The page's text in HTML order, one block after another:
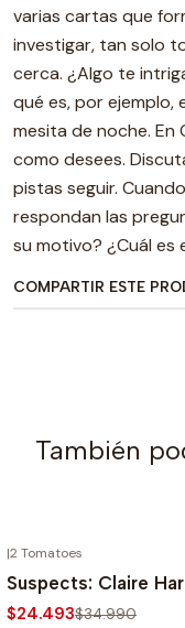
varias cartas que
investigar, tan solo
cerca. ¿Algo te
qué es, por ejemplo,
mesita de noche. En
como desees.
pistas seguir.
respondan las
su motivo? ¿Cuál es
COMPARTIR ESTE
También
-30%
|2 Tomatoes
Suspects: Claire
$24.493$34.990